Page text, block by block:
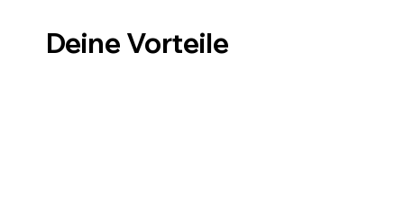
Deine Vorteile